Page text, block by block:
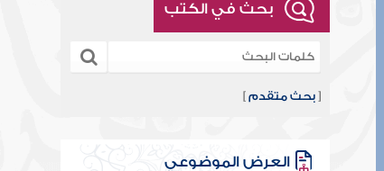
بحث في الكتب
[بحث متقدم ]
العرض الموضوعي